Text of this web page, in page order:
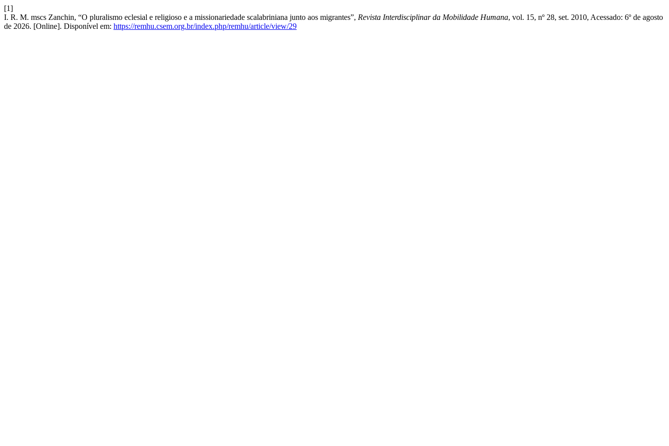
[1]
I. R. M. mscs Zanchin, “O pluralismo eclesial e religioso e a missionariedade scalabriniana junto aos migrantes”, Revista Interdisciplinar da Mobilidade Humana, vol. 15, nº 28, set. 2010, Acessado: 6º de agosto
de 2026. [Online]. Disponível em: https://remhu.csem.org.br/index.php/remhu/article/view/29